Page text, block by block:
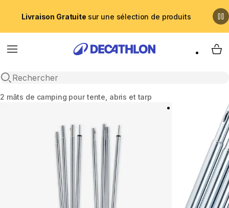
Livraison Gratuite sur une sélection de produits
Menu
Recherche ouverte
My
Accueil
2 mâts de camping pour tente, abris et tarp